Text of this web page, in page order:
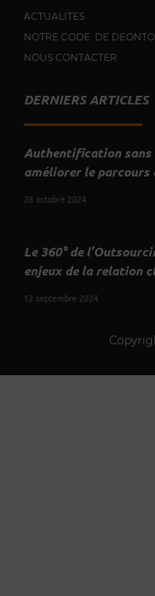
ACTUALITES
NOTRE CODE DE
NOUS CONTACTER
DERNIERS ARTICLES
Authentification sans
améliorer le
28 octobre 2024
Le 360° de
enjeux de la relation
12 septembre 2024